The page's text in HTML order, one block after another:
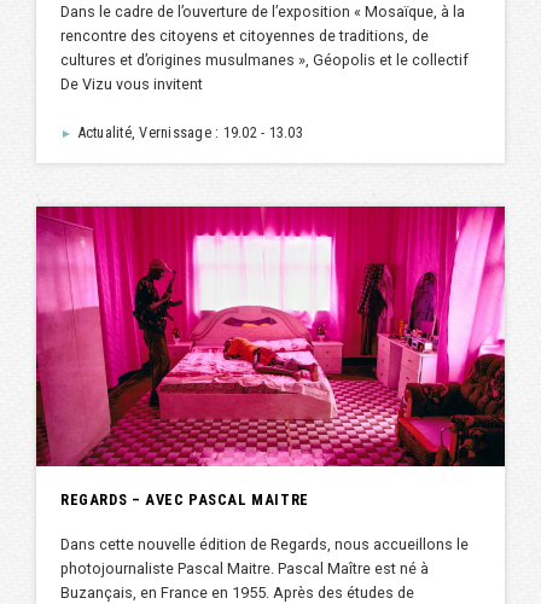
Dans le cadre de l’ouverture de l’exposition « Mosaïque, à la
rencontre des citoyens et citoyennes de traditions, de
cultures et d’origines musulmanes », Géopolis et le collectif
De Vizu vous invitent
► Actualité, Vernissage : 19.02 - 13.03
REGARDS – AVEC PASCAL MAITRE
Dans cette nouvelle édition de Regards, nous accueillons le
photojournaliste Pascal Maitre. Pascal Maître est né à
Buzançais, en France en 1955. Après des études de